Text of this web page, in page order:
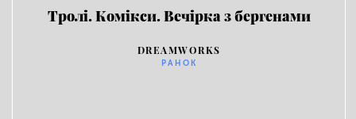
Тролі. Комікси. Вечірка з бергенами
DREAMWORKS
РАНОК